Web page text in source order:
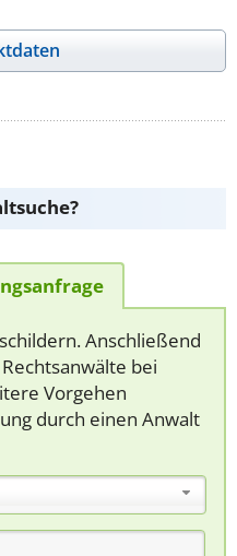
Anschließend
bei
Vorgehen
durch einen Anwalt